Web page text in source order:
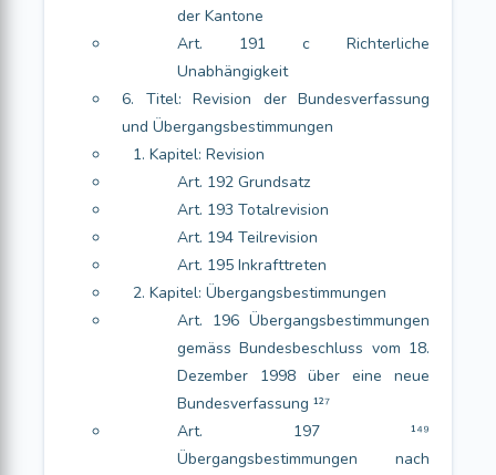
der Kantone
Art. 191 c Richterliche
Unabhängigkeit
6. Titel: Revision der Bundesverfassung
und Übergangsbestimmungen
1. Kapitel: Revision
Art. 192 Grundsatz
Art. 193 Totalrevision
Art. 194 Teilrevision
Art. 195 Inkrafttreten
2. Kapitel: Übergangsbestimmungen
Art. 196 Übergangsbestimmungen
gemäss Bundesbeschluss vom 18.
Dezember 1998 über eine neue
Bundesverfassung ¹²⁷
Art. 197 ¹⁴⁹
Übergangsbestimmungen nach